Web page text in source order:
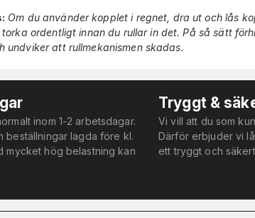
Om du använder kopplet i regnet, dra ut och lås
ordentligt innan du rullar in det. På så sätt
undviker att rullmekanismen skadas.
inom 1-2 arbetsdagar.
beställningar lagda före kl.
mycket hög belastning kan
Tryggt &
Vi vill att du som
Därför erbjuder vi
ett tryggt och